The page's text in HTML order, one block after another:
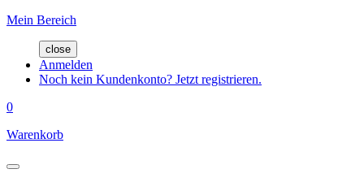
Mein Bereich
close
Anmelden
Noch kein Kundenkonto? Jetzt registrieren.
0
Warenkorb